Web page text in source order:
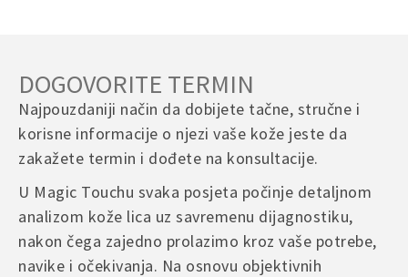
DOGOVORITE TERMIN
Najpouzdaniji način da dobijete tačne, stručne i
korisne informacije o njezi vaše kože jeste da
zakažete termin i dođete na konsultacije.
U Magic Touchu svaka posjeta počinje detaljnom
analizom kože lica uz savremenu dijagnostiku,
nakon čega zajedno prolazimo kroz vaše potrebe,
navike i očekivanja. Na osnovu objektivnih